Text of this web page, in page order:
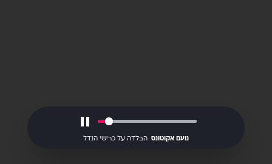
נועם אקוטונס הבלדה על כרישי הנדל
Pause